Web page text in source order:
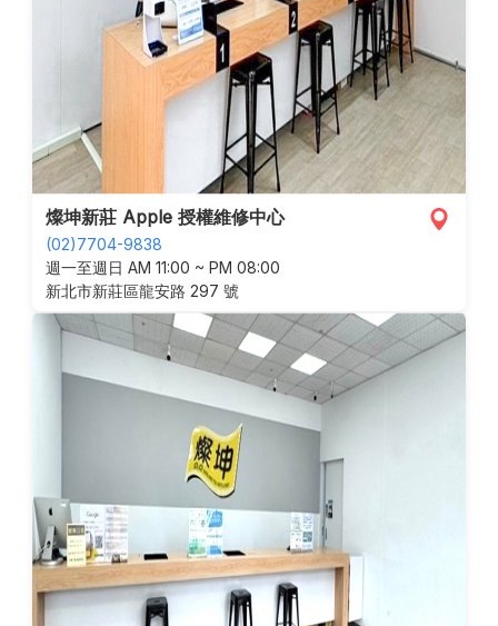
燦坤新莊 Apple 授權維修中心
(02)7704-9838
週一至週日 AM 11:00 ~ PM 08:00
新北市新莊區龍安路 297 號